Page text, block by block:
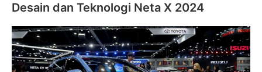
Desain dan Teknologi Neta X 2024